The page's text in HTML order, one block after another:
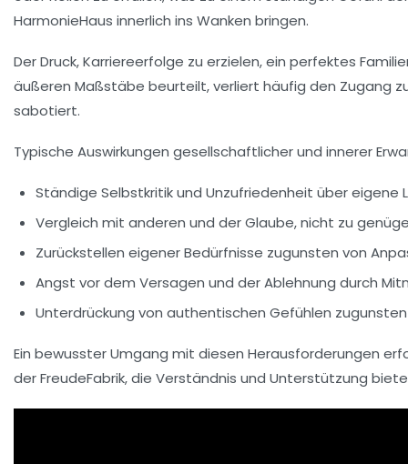
HarmonieHaus innerlich ins Wanken bringen.
Der Druck, Karriereerfolge zu erzielen, ein perfektes
äußeren Maßstäbe beurteilt, verliert häufig den Zugang
sabotiert.
Typische Auswirkungen gesellschaftlicher und innerer
Ständige Selbstkritik und Unzufriedenheit über eigene
Vergleich mit anderen und der Glaube, nicht zu
Zurückstellen eigener Bedürfnisse zugunsten von
Angst vor dem Versagen und der Ablehnung durch
Unterdrückung von authentischen Gefühlen
Ein bewusster Umgang mit diesen Herausforderungen
der FreudeFabrik, die Verständnis und Unterstützung